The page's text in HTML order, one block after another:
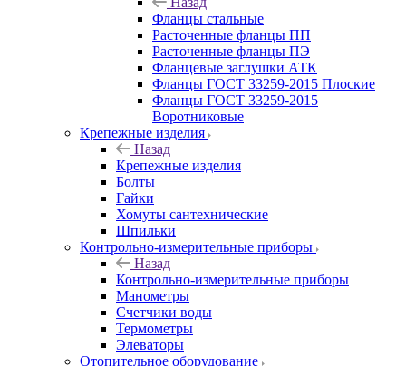
Фланцы стальные
Расточенные фланцы ПП
Расточенные фланцы ПЭ
Фланцевые заглушки АТК
Фланцы ГОСТ 33259-2015 Плоские
Фланцы ГОСТ 33259-2015
Воротниковые
Крепежные изделия
Назад
Крепежные изделия
Болты
Гайки
Хомуты сантехнические
Шпильки
Контрольно-измерительные приборы
Назад
Контрольно-измерительные приборы
Манометры
Счетчики воды
Термометры
Элеваторы
Отопительное оборудование